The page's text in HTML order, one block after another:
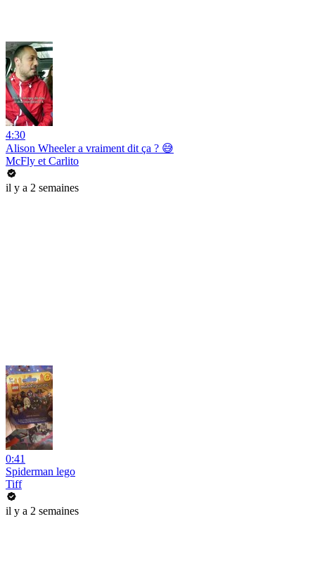
4:30
Alison Wheeler a vraiment dit ça ? 😅
McFly et Carlito
il y a 2 semaines
0:41
Spiderman lego
Tiff
il y a 2 semaines